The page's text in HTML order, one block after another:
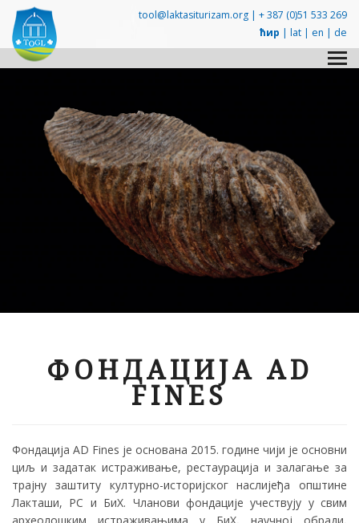
tool@laktasiturizam.org | + 387 (0)51 533 269
ћир | lat | en | de
ФОНДАЦИЈА AD
FINES
Фондација AD Fines је основана 2015. године чији је основни
циљ и задатак истраживање, рестаурација и залагање за
трајну заштиту културно-историјског наслијеђа општине
Лакташи, РС и БиХ. Чланови фондације учествују у свим